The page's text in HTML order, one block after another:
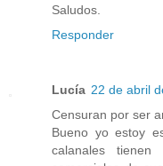
Saludos.
Responder
Lucía 22 de abril
Censuran por ser
Bueno yo estoy
calanales